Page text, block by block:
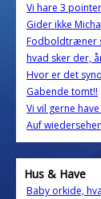
Vi hare 3
Gider ikke
Fodboldtræner
hvad sker der,
Hvor er det
Gabende tomt!!
Vi vil gerne
Auf
Hus & Have
Baby orkide,